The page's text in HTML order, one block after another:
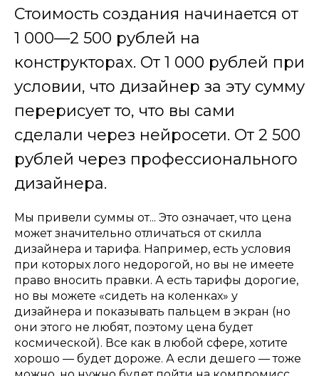
Стоимость создания начинается от
1 000—2 500 рублей на
конструкторах. От 1 000 рублей при
условии, что дизайнер за эту сумму
перерисует то, что вы сами
сделали через нейросети. От 2 500
рублей через профессионального
дизайнера.
Мы привели суммы от... Это означает, что цена
может значительно отличаться от скилла
дизайнера и тарифа. Например, есть условия
при которых лого недорогой, но вы не имеете
право вносить правки. А есть тарифы дорогие,
но вы можете «сидеть на коленках» у
дизайнера и показывать пальцем в экран (но
они этого не любят, поэтому цена будет
космической). Все как в любой сфере, хотите
хорошо — будет дороже. А если дешего — тоже